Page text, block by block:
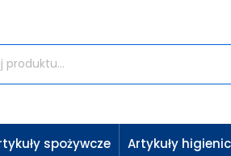
spożywcze Artykuły